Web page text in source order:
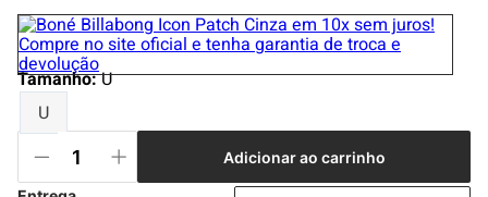
Tamanho:U
U
Adicionar ao carrinho
8º
carteira
9º
mochila
10